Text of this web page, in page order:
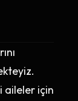
aileler için